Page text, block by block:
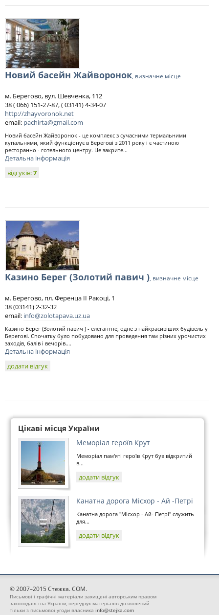
Новий басейн Жайворонок, визначне місце
м. Берегово, вул. Шевченка, 112
38 ( 066) 151-27-87, ( 03141) 4-34-07
http://zhayvoronok.net
email: pachirta@gmail.com
Новий басейн Жайворонок - це комплекс з сучасними термальними
купальнями, який функціонує в Берегові з 2011 року і є частиною
ресторанно - готельного центру. Це закрите...
Детальна інформація
відгуків:7
Казино Берег (Золотий павич ), визначне місце
м. Берегово, пл. Ференца II Ракоці, 1
38 (03141) 2-32-32
email: info@zolotapava.uz.ua
Казино Берег (Золотий павич ) - елегантне, одне з найкрасивіших будівель у
Берегові. Спочатку було побудовано для проведення там різних урочистих
заходів, балів і вечорів....
Детальна інформація
додати відгук
Цікаві місця України
Меморіал героїв Крут
Меморіал пам'яті героїв Крут був відкритий
в...
додати відгук
Канатна дорога Місхор - Ай -Петрі
Канатна дорога "Місхор - Ай- Петрі" служить
для...
додати відгук
© 2007–2015 Стежка. COM.
Письмові і графічні матеріали захищені авторським правом
законодавства України, передрук матеріалів дозволений
тільки з письмової угоди власника info@stejka.com